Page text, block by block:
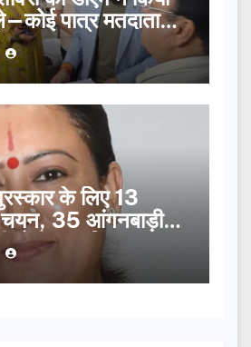
पात्र मतदाता
के लिए 13
चयन, 35 आंगनबाड़ी
होंगी सम्मानित…